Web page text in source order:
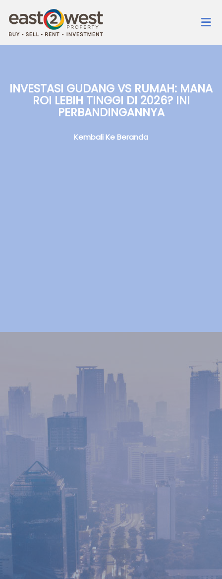
INVESTASI GUDANG VS RUMAH: MANA
ROI LEBIH TINGGI DI 2026? INI
PERBANDINGANNYA
Kembali Ke Beranda